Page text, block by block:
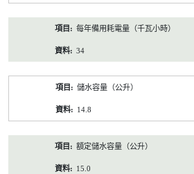
每年備用耗電量（千瓦小時）
34
儲水容量（公升）
14.8
額定儲水容量（公升）
15.0